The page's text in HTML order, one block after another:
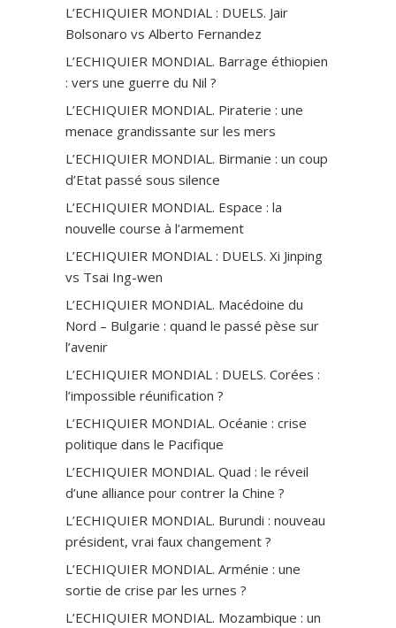
L’ECHIQUIER MONDIAL : DUELS. Jair
Bolsonaro vs Alberto Fernandez
L’ECHIQUIER MONDIAL. Barrage éthiopien
: vers une guerre du Nil ?
L’ECHIQUIER MONDIAL. Piraterie : une
menace grandissante sur les mers
L’ECHIQUIER MONDIAL. Birmanie : un coup
d’Etat passé sous silence
L’ECHIQUIER MONDIAL. Espace : la
nouvelle course à l’armement
L’ECHIQUIER MONDIAL : DUELS. Xi Jinping
vs Tsai Ing-wen
L’ECHIQUIER MONDIAL. Macédoine du
Nord – Bulgarie : quand le passé pèse sur
l’avenir
L’ECHIQUIER MONDIAL : DUELS. Corées :
l’impossible réunification ?
L’ECHIQUIER MONDIAL. Océanie : crise
politique dans le Pacifique
L’ECHIQUIER MONDIAL. Quad : le réveil
d’une alliance pour contrer la Chine ?
L’ECHIQUIER MONDIAL. Burundi : nouveau
président, vrai faux changement ?
L’ECHIQUIER MONDIAL. Arménie : une
sortie de crise par les urnes ?
L’ECHIQUIER MONDIAL. Mozambique : un